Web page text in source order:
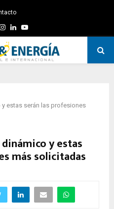
Instagram
LinkedinYoutube
estas serán las profesiones
y estas
más solicitadas